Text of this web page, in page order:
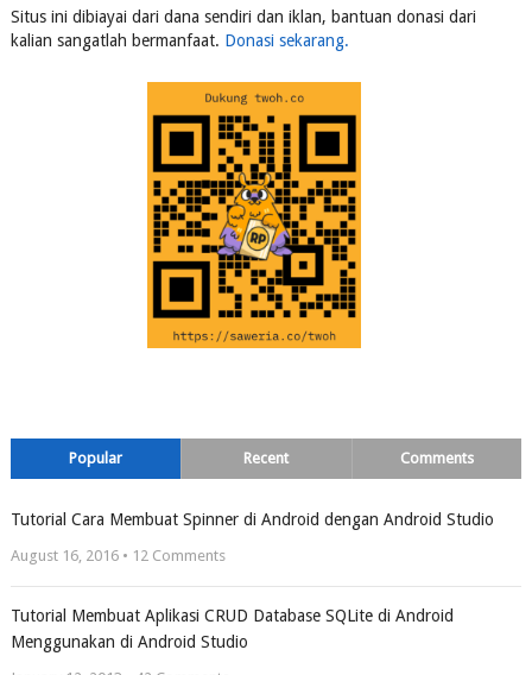
Situs ini dibiayai dari dana sendiri dan iklan, bantuan donasi dari
kalian sangatlah bermanfaat. Donasi sekarang.
Popular Recent Comments
Tutorial Cara Membuat Spinner di Android dengan Android Studio
August 16, 2016 • 12Comments
Tutorial Membuat Aplikasi CRUD Database SQLite di Android
Menggunakan di Android Studio